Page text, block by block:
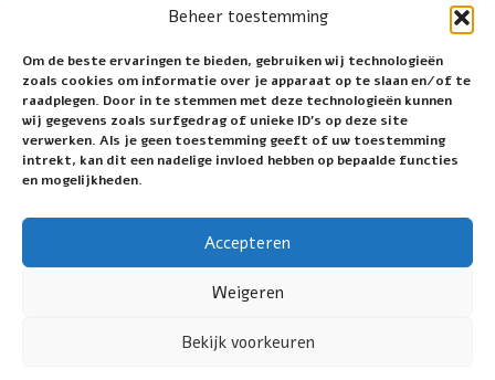
Beheer toestemming
Om de beste ervaringen te bieden, gebruiken wij technologieën
zoals cookies om informatie over je apparaat op te slaan en/of te
raadplegen. Door in te stemmen met deze technologieën kunnen
wij gegevens zoals surfgedrag of unieke ID's op deze site
verwerken. Als je geen toestemming geeft of uw toestemming
intrekt, kan dit een nadelige invloed hebben op bepaalde functies
en mogelijkheden.
Accepteren
Weigeren
Bekijk voorkeuren
31 oktober
31 oktober 1952: laatste verschijning
van Maria in het Duitse Heroldsbach.
Datum eerste publicatie: 1 oktober 2024
Datum laatste wijziging: 31 oktober 2025